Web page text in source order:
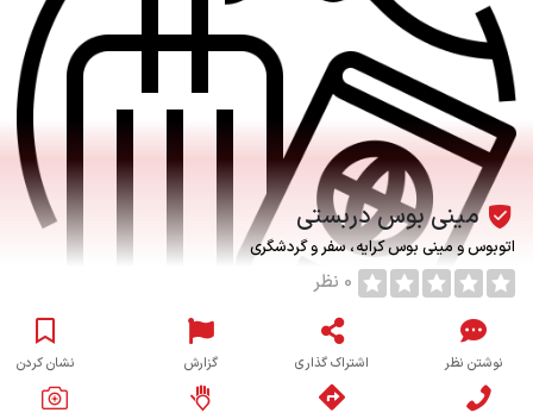
مینی بوس دربستی
اتوبوس و مینی بوس کرایه سفر و گردشگری
0 نظر
نوشتن نظر اشتراک گذاری گزارش نشان کردن